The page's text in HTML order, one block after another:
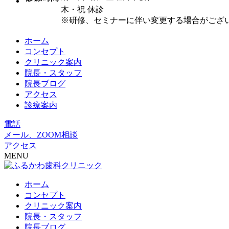
木・祝 休診
※研修、セミナーに伴い変更する場合がござ
ホーム
コンセプト
クリニック案内
院長・スタッフ
院長ブログ
アクセス
診療案内
電話
メール、ZOOM相談
アクセス
MENU
ホーム
コンセプト
クリニック案内
院長・スタッフ
院長ブログ